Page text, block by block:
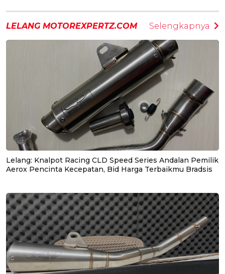
LELANG MOTOREXPERTZ.COM Selengkapnya
Lelang: Knalpot Racing CLD Speed Series Andalan Pemilik
Aerox Pencinta Kecepatan, Bid Harga Terbaikmu Bradsis